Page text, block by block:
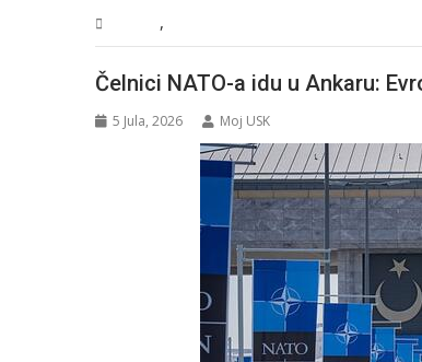
,
Čelnici NATO-a idu u Ankaru:
5 Jula, 2026 Moj USK